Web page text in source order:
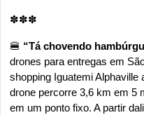
✽✽✽
🍔 “Tá chovendo
drones para entregas em
shopping Iguatemi
drone percorre 3,6 km em 5
em um ponto fixo. A partir